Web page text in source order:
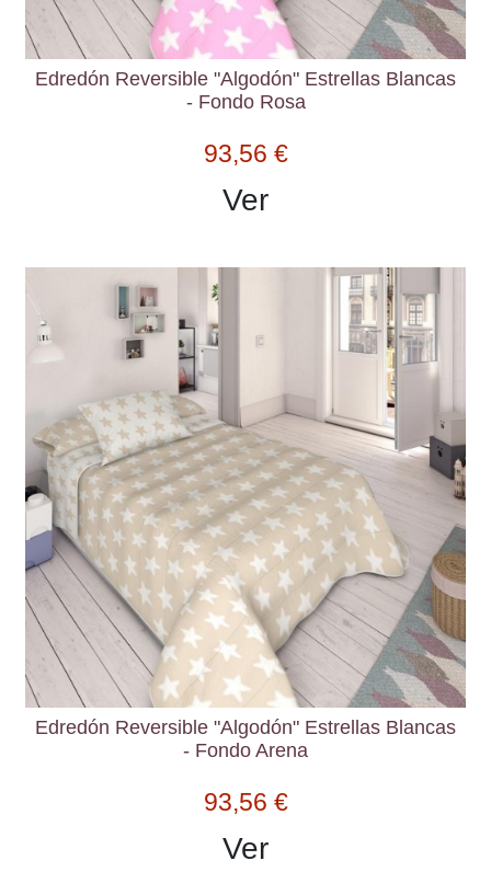
Edredón Reversible "Algodón" Estrellas Blancas
- Fondo Rosa
93,56 €
Ver
Edredón Reversible "Algodón" Estrellas Blancas
- Fondo Arena
93,56 €
Ver